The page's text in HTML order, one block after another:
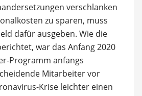
verschlanken
zu sparen, muss
dafür ausgeben. Wie die
war das Anfang 2020
Programm anfangs
Mitarbeiter vor
Krise leichter einen